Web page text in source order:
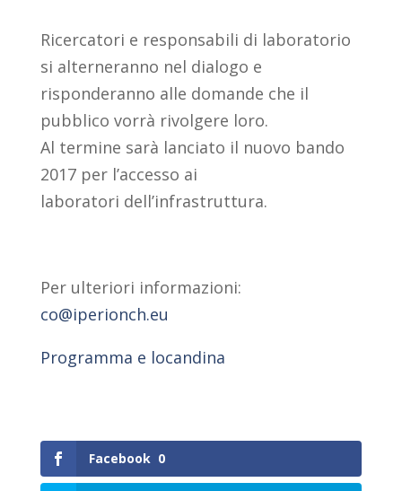
Ricercatori e responsabili di laboratorio
si alterneranno nel dialogo e
risponderanno alle domande che il
pubblico vorrà rivolgere loro.
Al termine sarà lanciato il nuovo bando
2017 per l’accesso ai
laboratori dell’infrastruttura.
Per ulteriori informazioni:
co@iperionch.eu
Programma e locandina
Facebook 0